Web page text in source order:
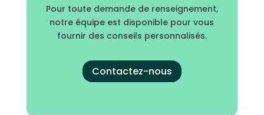
Pour toute demande de renseignement,
notre équipe est disponible pour vous
fournir des conseils personnalisés.
Contactez-nous